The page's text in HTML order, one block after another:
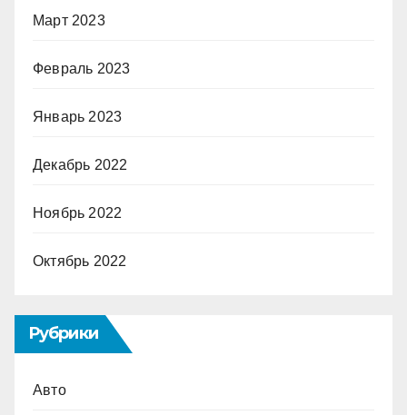
Март 2023
Февраль 2023
Январь 2023
Декабрь 2022
Ноябрь 2022
Октябрь 2022
Рубрики
Авто